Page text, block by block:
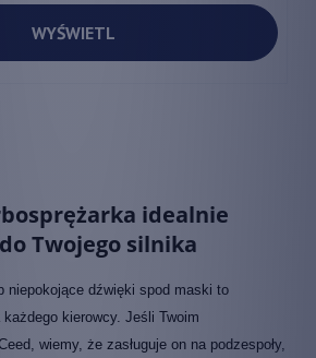
WYŚWIETL
idealnie
Twojego silnika
niepokojące dźwięki spod maski to
kierowcy. Jeśli Twoim
wiemy, że zasługuje on na podzespoły,